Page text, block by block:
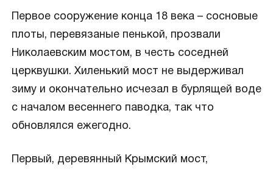
Первое сооружение конца 18 века – сосновые
плоты, перевязаные пенькой, прозвали
Николаевским мостом, в честь соседней
церквушки. Хиленький мост не выдерживал
зиму и окончательно исчезал в бурлящей воде
с началом весеннего паводка, так что
обновлялся ежегодно.
Первый, деревянный Крымский мост,